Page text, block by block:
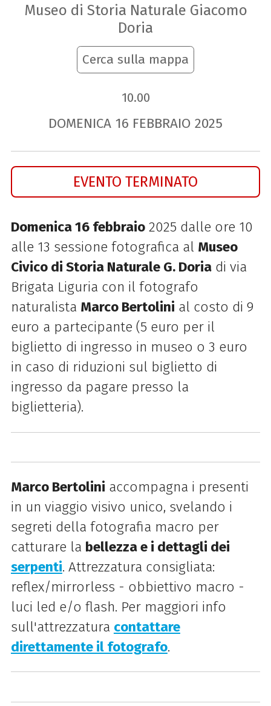
Museo di Storia Naturale Giacomo
Doria
Cerca sulla mappa
10.00
DOMENICA 16 FEBBRAIO 2025
EVENTO TERMINATO
Domenica 16 febbraio2025 dalle ore 10
alle 13 sessione fotografica al Museo
Civico di Storia Naturale G. Doriadi via
Brigata Liguria con il fotografo
naturalista Marco Bertolini al costo di 9
euro a partecipante (5 euro per il
biglietto di ingresso in museo o 3 euro
in caso di riduzioni sul biglietto di
ingresso da pagare presso la
biglietteria).
Marco Bertolini accompagna i presenti
in un viaggio visivo unico, svelando i
segreti della fotografia macro per
catturare la bellezza e i dettagli dei
serpenti. Attrezzatura consigliata:
reflex/mirrorless - obbiettivo macro -
luci led e/o flash. Per maggiori info
sull'attrezzatura contattare
direttamente il fotografo.